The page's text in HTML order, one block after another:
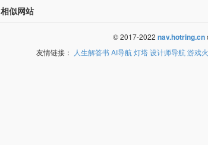
相似网站
© 2017-2022 nav.hotring.cn
友情链接： 人生解答书AI导航灯塔设计师导航游戏